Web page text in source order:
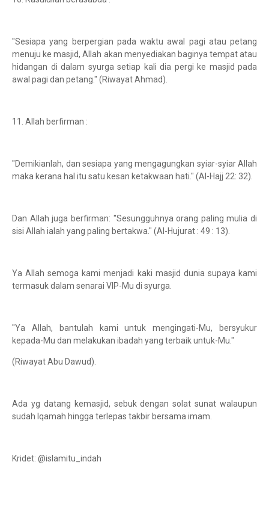
"Sesiapa yang berpergian pada waktu awal pagi atau petang
menuju ke masjid, Allah akan menyediakan baginya tempat atau
hidangan di dalam syurga setiap kali dia pergi ke masjid pada
awal pagi dan petang." (Riwayat Ahmad).
11. Allah berfirman :
"Demikianlah, dan sesiapa yang mengagungkan syiar-syiar Allah
maka kerana hal itu satu kesan ketakwaan hati." (Al-Hajj 22: 32).
Dan Allah juga berfirman: "Sesungguhnya orang paling mulia di
sisi Allah ialah yang paling bertakwa." (Al-Hujurat : 49 : 13).
Ya Allah semoga kami menjadi kaki masjid dunia supaya kami
termasuk dalam senarai VIP-Mu di syurga.
"Ya Allah, bantulah kami untuk mengingati-Mu, bersyukur
kepada-Mu dan melakukan ibadah yang terbaik untuk-Mu."
(Riwayat Abu Dawud).
Ada yg datang kemasjid, sebuk dengan solat sunat walaupun
sudah Iqamah hingga terlepas takbir bersama imam.
Kridet: @islamitu_indah